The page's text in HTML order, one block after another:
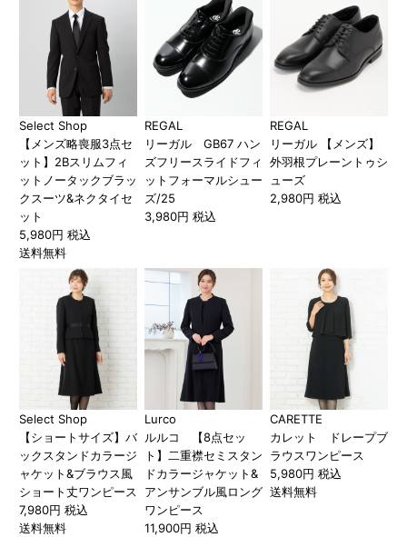
Select Shop
【メンズ略喪服3点セ
ット】2Bスリムフィ
ットノータックブラッ
クスーツ&ネクタイセ
ット
5,980円 税込
送料無料
REGAL
リーガル GB67 ハン
ズフリースライドフィ
ットフォーマルシュー
ズ/25
3,980円 税込
REGAL
リーガル 【メンズ】
外羽根プレーントゥシ
ューズ
2,980円 税込
Select Shop
【ショートサイズ】バ
ックスタンドカラージ
ャケット&ブラウス風
ショート丈ワンピース
7,980円 税込
送料無料
Lurco
ルルコ 【8点セッ
ト】二重襟セミスタン
ドカラージャケット&
アンサンブル風ロング
ワンピース
11,900円 税込
CARETTE
カレット ドレープブ
ラウスワンピース
5,980円 税込
送料無料